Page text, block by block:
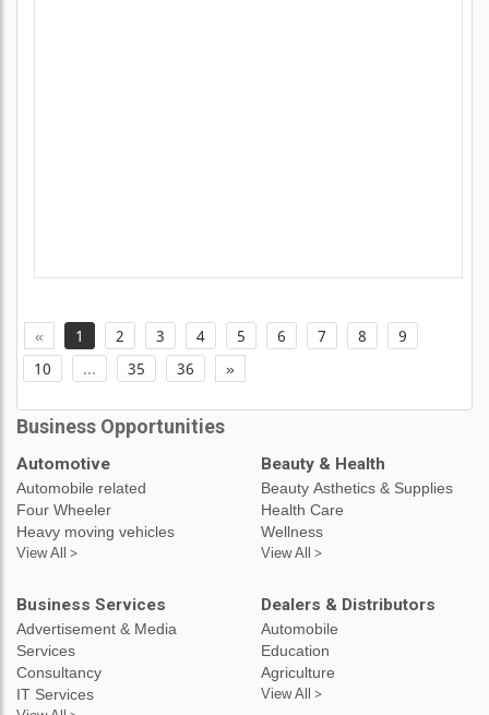
« 1 2 3 4 5 6 7 8
9
10
... 35 36 »
Business Opportunities
Automotive
Automobile related
Four Wheeler
Heavy moving vehicles
View All >
Beauty & Health
Beauty Asthetics & Supplies
Health Care
Wellness
View All >
Business Services
Advertisement & Media
Services
Consultancy
IT Services
Dealers & Distributors
Automobile
Education
Agriculture
View All >